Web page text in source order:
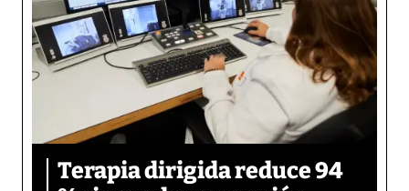
Terapia dirigida reduce 94